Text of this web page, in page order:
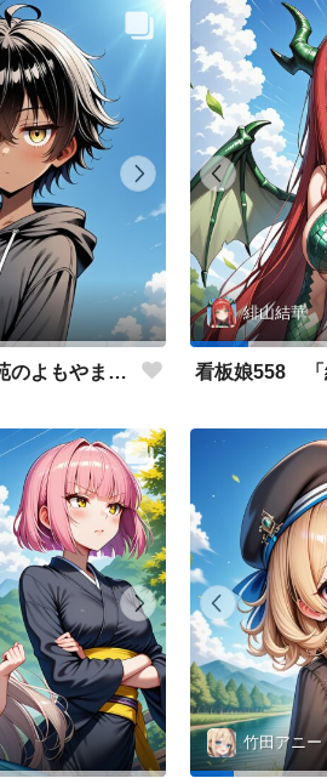
看板娘559 「日暗苑のよもやま話」
緋山結華
竹田アニー